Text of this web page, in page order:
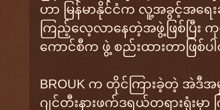
ဟာ မြန်မာနိုင်ငံက လူ့အခွင့်အရေ
ကြည့်လေ့လာနေတဲ့အဖွဲ့ဖြစ်ပြီး
ကောင်စီက ဖွဲ့ စည်းထားတာဖြစ်ပ
BROUK က တိုင်ကြားခဲ့တဲ့ အဲဒီ
ဂျင်တီးနားဖက်ဒရယ်တရားရုံးမှာ က